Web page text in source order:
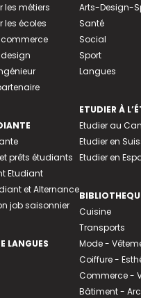
les métiers
les écoles
commerce
prêts étudiants
Etudiant
et Alternance
job saisonnier
LANGUES
Arts-Design-
Santé
Social
Sport
Langues
ETUDIER À
Etudier au
Etudier en
Etudier en
Cuisine
Transports
Mode -
Coiffure -
Commerce -
Bâtiment -